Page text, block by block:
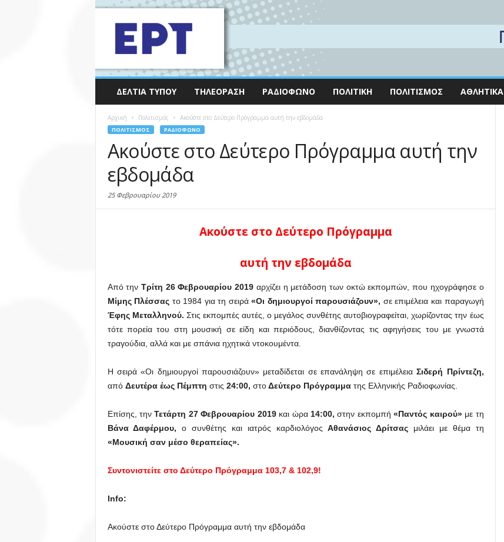
ΔΕΛΤΊΑ ΤΎΠΟΥ ΤΗΛΕΌΡΑΣΗ ΡΑΔΙΌΦΩΝΟ ΠΟΛΙΤΙΚΉ ΠΟΛΙΤΙΣΜΌΣ ΑΘΛΗΤΙΚΆ
Αρχική Πολιτισμός Ακούστε στο Δεύτερο Πρόγραμμα αυτή την εβδομάδα
ΠΟΛΙΤΙΣΜΌΣ ΡΑΔΙΌΦΩΝΟ
Ακούστε στο Δεύτερο Πρόγραμμα αυτή την
εβδομάδα
25 Φεβρουαρίου 2019
Ακούστε στο Δεύτερο Πρόγραμμα
αυτή την εβδομάδα
Από την Τρίτη 26 Φεβρουαρίου 2019 αρχίζει η μετάδοση των οκτώ εκπομπών, που ηχογράφησε ο
Μίμης Πλέσσας το 1984 για τη σειρά«Οι δημιουργοί παρουσιάζουν», σε επιμέλεια και παραγωγή
Έφης Μεταλληνού. Στις εκπομπές αυτές, ο μεγάλος συνθέτης αυτοβιογραφείται, χωρίζοντας την έως
τότε πορεία του στη μουσική σε είδη και περιόδους, διανθίζοντας τις αφηγήσεις του με γνωστά
τραγούδια, αλλά και με σπάνια ηχητικά ντοκουμέντα.
Η σειρά «Οι δημιουργοί παρουσιάζουν» μεταδίδεται σε επανάληψη σε επιμέλειαΣιδερή Πρίντεζη,
από Δευτέρα έως Πέμπτη στις 24:00, στοΔεύτερο Πρόγραμματης Ελληνικής Ραδιοφωνίας.
Επίσης, τηνΤετάρτη 27 Φεβρουαρίου 2019 και ώρα14:00,στην εκπομπή«Παντός καιρού»με τη
Βάνα Δαφέρμου, ο συνθέτης και ιατρός καρδιολόγοςΑθανάσιος Δρίτσας μιλάει με θέμα τη
«Μουσική σαν μέσο θεραπείας».
Συντονιστείτε στο Δεύτερο Πρόγραμμα 103,7 & 102,9!
Info:
Ακούστε στο Δεύτερο Πρόγραμμα αυτή την εβδομάδα